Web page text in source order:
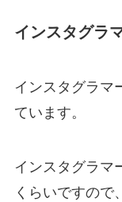
インスタグラ
インスタグラマ
ています。
インスタグラマ
くらいですので